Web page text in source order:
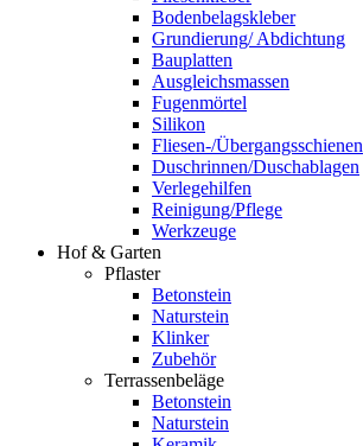
Bodenbelagskleber
Grundierung/ Abdichtung
Bauplatten
Ausgleichsmassen
Fugenmörtel
Silikon
Fliesen-/Übergangsschienen
Duschrinnen/Duschablagen
Verlegehilfen
Reinigung/Pflege
Werkzeuge
Hof & Garten
Pflaster
Betonstein
Naturstein
Klinker
Zubehör
Terrassenbeläge
Betonstein
Naturstein